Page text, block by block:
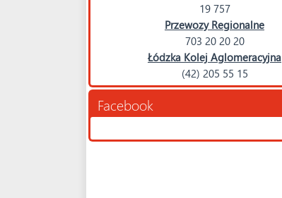
19 757
Przewozy Regionalne
703 20 20 20
Łódzka Kolej Aglomeracyjna
(42) 205 55 15
Facebook